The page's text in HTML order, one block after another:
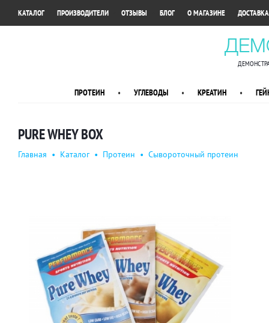
КАТАЛОГ ПРОИЗВОДИТЕЛИ ОТЗЫВЫ БЛОГ О МАГАЗИНЕ
ПРОТЕИН • УГЛЕВОДЫ • КРЕАТИН •
PURE WHEY BOX
Главная • Каталог • Протеин • Сывороточный протеин